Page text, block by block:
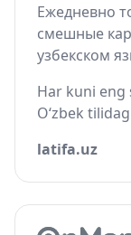
Ежедневно
смешные
узбекском
Har kuni eng
O‘zbek
latifa.uz